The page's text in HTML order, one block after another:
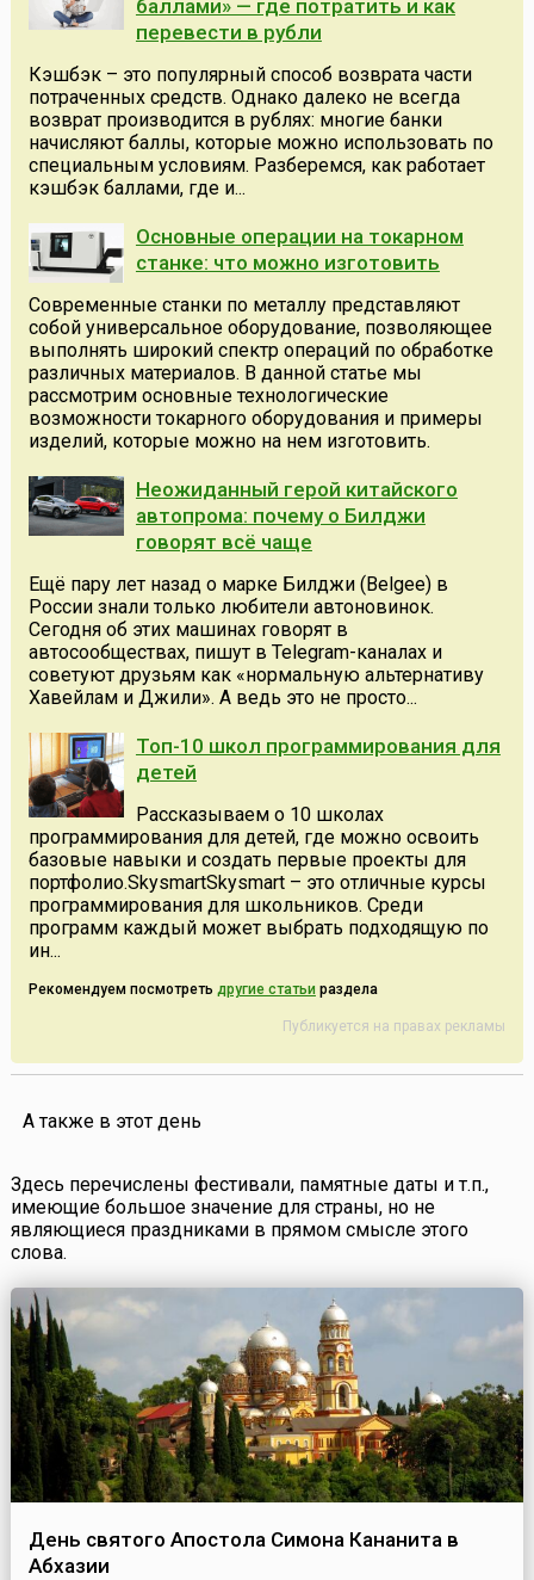
баллами» — где потратить и как
перевести в рубли
Кэшбэк – это популярный способ возврата части
потраченных средств. Однако далеко не всегда
возврат производится в рублях: многие банки
начисляют баллы, которые можно использовать по
специальным условиям. Разберемся, как работает
кэшбэк баллами, где и...
Основные операции на токарном
станке: что можно изготовить
Современные станки по металлу представляют
собой универсальное оборудование, позволяющее
выполнять широкий спектр операций по обработке
различных материалов. В данной статье мы
рассмотрим основные технологические
возможности токарного оборудования и примеры
изделий, которые можно на нем изготовить.
Неожиданный герой китайского
автопрома: почему о Билджи
говорят всё чаще
Ещё пару лет назад о марке Билджи (Belgee) в
России знали только любители автоновинок.
Сегодня об этих машинах говорят в
автосообществах, пишут в Telegram-каналах и
советуют друзьям как «нормальную альтернативу
Хавейлам и Джили». А ведь это не просто...
Топ-10 школ программирования для
детей
Рассказываем о 10 школах
программирования для детей, где можно освоить
базовые навыки и создать первые проекты для
портфолио.SkysmartSkysmart – это отличные курсы
программирования для школьников. Среди
программ каждый может выбрать подходящую по
ин...
Рекомендуем посмотреть другие статьи раздела
Публикуется на правах рекламы
А также в этот день
Здесь перечислены фестивали, памятные даты и т.п.,
имеющие большое значение для страны, но не
являющиеся праздниками в прямом смысле этого
слова.
День святого Апостола Симона Кананита в
Абхазии